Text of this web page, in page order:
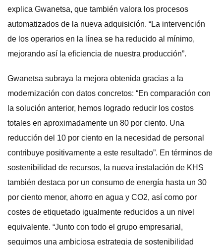
explica Gwanetsa, que también valora los procesos
automatizados de la nueva adquisición. “La intervención
de los operarios en la línea se ha reducido al mínimo,
mejorando así la eficiencia de nuestra producción”.
Gwanetsa subraya la mejora obtenida gracias a la
modernización con datos concretos: “En comparación con
la solución anterior, hemos logrado reducir los costos
totales en aproximadamente un 80 por ciento. Una
reducción del 10 por ciento en la necesidad de personal
contribuye positivamente a este resultado”. En términos de
sostenibilidad de recursos, la nueva instalación de KHS
también destaca por un consumo de energía hasta un 30
por ciento menor, ahorro en agua y CO2, así como por
costes de etiquetado igualmente reducidos a un nivel
equivalente. “Junto con todo el grupo empresarial,
seguimos una ambiciosa estrategia de sostenibilidad